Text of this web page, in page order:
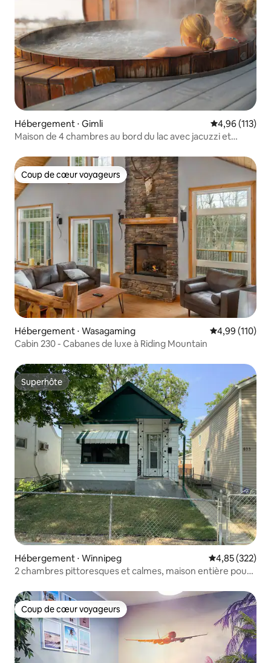
Hébergement ⋅ Gimli Évaluation
4,96 (113)
Maison de 4 chambres au bord du lac avec jacuzzi et
Coup de cœur voyageurs
Coup de cœur voyageurs
Hébergement ⋅ Wasagaming Évaluation
4,99 (110)
Cabin 230 - Cabanes de luxe à Riding Mountain
Superhôte
Superhôte
Hébergement ⋅ Winnipeg Évaluation
4,85 (322)
2 chambres pittoresques et calmes, maison entière pour
Coup de cœur voyageurs
Coup de cœur voyageurs